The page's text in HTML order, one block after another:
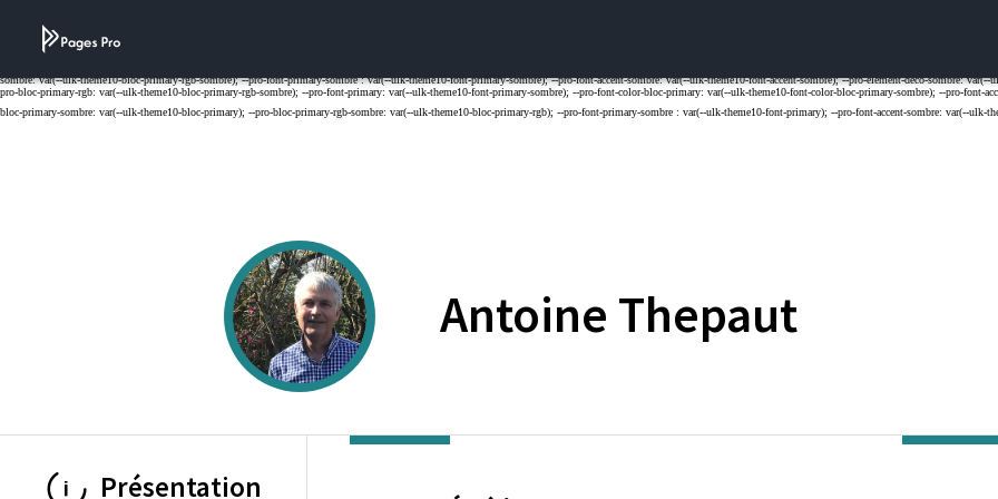
PROFESSEURS EMERITES DE L'UNIVERSITE
Antoine Thepaut
Présentation